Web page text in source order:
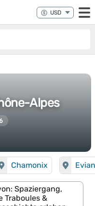
Alpes
Chamonix
Spaziergang,
Traboules &